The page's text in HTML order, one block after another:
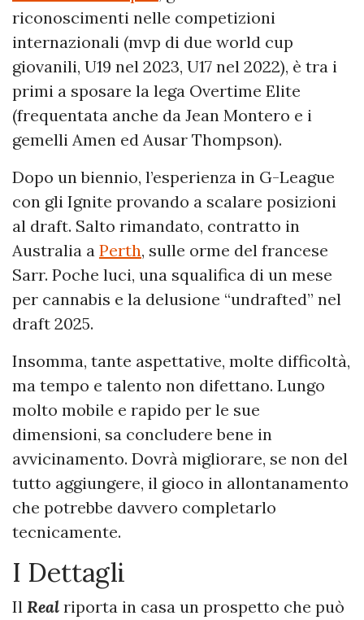
riconoscimenti nelle competizioni
internazionali (mvp di due world cup
giovanili, U19 nel 2023, U17 nel 2022), è tra i
primi a sposare la lega Overtime Elite
(frequentata anche da Jean Montero e i
gemelli Amen ed Ausar Thompson).
Dopo un biennio, l’esperienza in G-League
con gli Ignite provando a scalare posizioni
al draft. Salto rimandato, contratto in
Australia a Perth, sulle orme del francese
Sarr. Poche luci, una squalifica di un mese
per cannabis e la delusione “undrafted” nel
draft 2025.
Insomma, tante aspettative, molte difficoltà,
ma tempo e talento non difettano. Lungo
molto mobile e rapido per le sue
dimensioni, sa concludere bene in
avvicinamento. Dovrà migliorare, se non del
tutto aggiungere, il gioco in allontanamento
che potrebbe davvero completarlo
tecnicamente.
I Dettagli
Il Real riporta in casa un prospetto che può